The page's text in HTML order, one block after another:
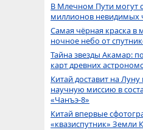
В Млечном Пути могут
миллионов невидимых
Самая чёрная краска в
ночное небо от
Тайна звезды Акамар:
карт древних
Китай доставит на
научную миссию в
«Чанъэ-8»
Китай впервые
«квазиспутник» Земли